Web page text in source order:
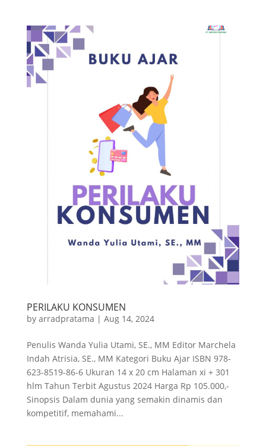
PERILAKU KONSUMEN
by arradpratama | Aug 14, 2024
Penulis Wanda Yulia Utami, SE., MM Editor Marchela
Indah Atrisia, SE., MM Kategori Buku Ajar ISBN 978-
623-8519-86-6 Ukuran 14 x 20 cm Halaman xi + 301
hlm Tahun Terbit Agustus 2024 Harga Rp 105.000,-
Sinopsis Dalam dunia yang semakin dinamis dan
kompetitif, memahami...